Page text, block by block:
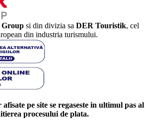
si din divizia sa DER Touristik, cel
din industria turismului.
pe site se regaseste in ultimul pas al
procesului de plata.